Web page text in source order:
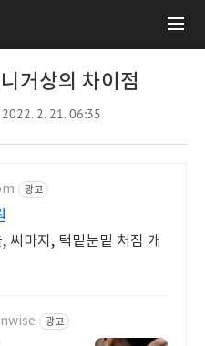
거상의 차이점
2022. 2. 21. 06:35
광고
써마지, 턱밑눈밑 처짐 개
광고